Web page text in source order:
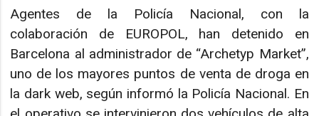
Agentes de la Policía Nacional, con la
colaboración de EUROPOL, han detenido en
Barcelona al administrador de “Archetyp Market”,
uno de los mayores puntos de venta de droga en
la dark web, según informó la Policía Nacional. En